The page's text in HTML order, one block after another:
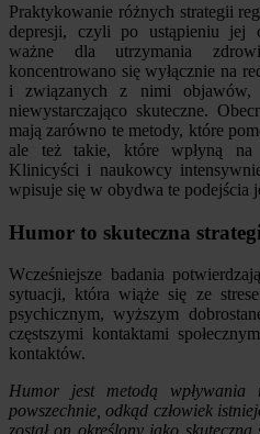
Praktykowanie różnych strategii
depresji, czyli po ustąpieniu jej
ważne dla utrzymania
koncentrowano się wyłącznie na
i związanych z nimi objawów,
niewystarczająco skuteczne.
mają zarówno te metody, które
ale też takie, które wpłyną na
Klinicyści i naukowcy
wpisuje się w obydwa te podejścia
Humor to skuteczna
Wcześniejsze badania
sytuacji, która wiąże się ze
psychicznym, wyższym
częstszymi kontaktami
kontaktów.
Humor jest metodą wpływania
powszechnie, odkąd człowiek